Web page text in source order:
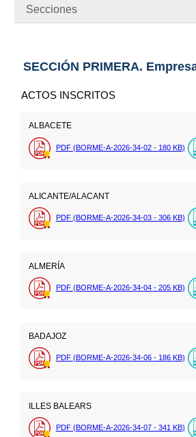
Secciones
SECCIÓN PRIMERA.
ACTOS INSCRITOS
ALBACETE
PDF (BORME-A-2026-34-02 - 180 KB)
ALICANTE/ALACANT
PDF (BORME-A-2026-34-03 - 306 KB)
ALMERÍA
PDF (BORME-A-2026-34-04 - 205 KB)
BADAJOZ
PDF (BORME-A-2026-34-06 - 186 KB)
ILLES BALEARS
PDF (BORME-A-2026-34-07 - 341 KB)